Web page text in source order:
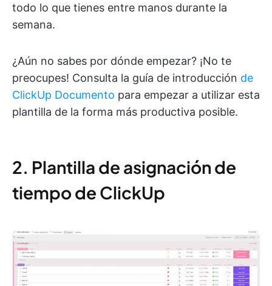
todo lo que tienes entre manos durante la
semana.
¿Aún no sabes por dónde empezar? ¡No te
preocupes! Consulta la guía de introducción de
ClickUp Documento para empezar a utilizar esta
plantilla de la forma más productiva posible.
2. Plantilla de asignación de
tiempo de ClickUp